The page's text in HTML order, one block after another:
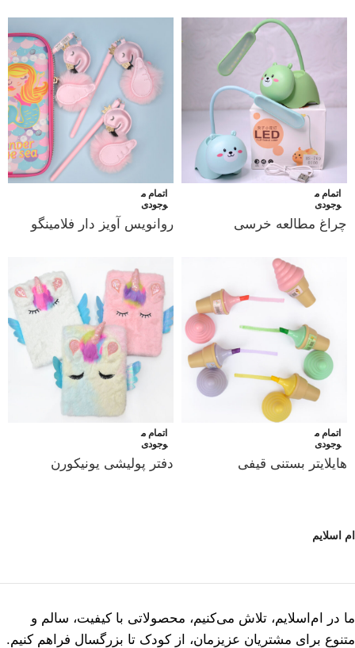
اتمام م
وجودی
چراغ مطالعه خرسی
اتمام م
وجودی
روانویس آویز دار فلامینگو
اتمام م
وجودی
هایلایتر بستنی قیفی
اتمام م
وجودی
دفتر پولیشی یونیکورن
ام اسلایم
ما در ام‌اسلایم، تلاش می‌کنیم، محصولاتی با کیفیت، سالم و
متنوع برای مشتریان عزیزمان، از کودک تا بزرگسال فراهم کنیم.